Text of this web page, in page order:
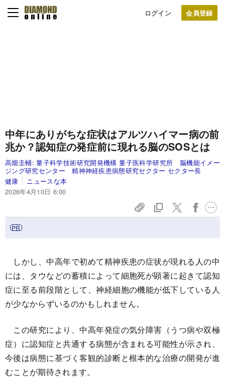
ログイン
中年にありがちな症状はアルツハイマー病の前
兆か？認知症の発症前に現れる脳のSOSとは
高畑圭輔:量子科学技術研究開発機構 量子医科学研究所 脳機能イメー
ジング研究センター 精神神経疾患病態研究セクター セクター長
健康
ニュースな本
2026年4月10日 6:00
しかし、中高年で初めて精神疾患の症状が現れる人の中
には、タウなどの蓄積によって細胞死が顕著に起きて認知
症に至る前段階として、神経細胞の機能が低下している人
が少なからずいるのかもしれません。
この研究により、中高年発症の気分障害（うつ病や双極
症）に認知症と共通する病態が含まれる可能性が示され、
今後は病態に基づく客観的診断と根本的な治療の開発が進
むことが期待されます。